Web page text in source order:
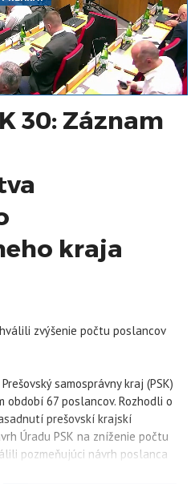
30: Záznam
kraja
zvýšenie počtu poslancov
samosprávny kraj (PSK)
období 67 poslancov. Rozhodli o
prešovskí krajskí
Úradu PSK na zníženie počtu
pozmeňujúci návrh poslanca